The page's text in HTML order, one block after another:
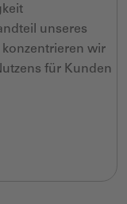
unseres
wir
für Kunden